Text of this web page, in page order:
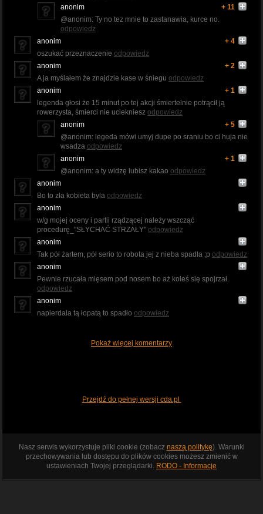
anonim
+ 11
@anonim: Ty no tez mnie to zastanawia, kurce no.
odpowiedz
anonim
+ 4
oszukać przeznaczenie odpowiedz
anonim
+ 2
A ja myślałem że znajdzie kase w śniegu odpowiedz
anonim
+ 1
legenda głosi że 15 minut po tej akcji śmiertelnie potrącił ją
rowerzysta, śmierci nie uciekniesz odpowiedz
anonim
+ 5
@anonim: legeda mówi umyj dupe po sraniu bo ci huja nie
wsadza odpowiedz
anonim
+ 1
@anonim: a ty widzę lubisz kakao odpowiedz
anonim
Bo to zła kobieta byla odpowiedz
anonim
w/g mojej oceny i partii rządzącej należy wszcząć
procedurę_"SŁYCHAĆ STRZAŁY" odpowiedz
anonim
Tak pół żartem, pół serio to robota jej z nieba spadła ;p odpowiedz
anonim
Pewnie rzucała mięsem pod nosem bo aż koleś się spojrzał.
odpowiedz
anonim
napierdala tą łopatą to spadło odpowiedz
Pokaż więcej komentarzy
Przejdź do pełnej wersji cda.pl
Nasz serwis wykorzystuje pliki cookie (zobacz naszą politykę). Warunki
przechowywania lub dostępu do plików cookies możesz zmienić w
ustawieniach Twojej przeglądarki. RODO - Informacje